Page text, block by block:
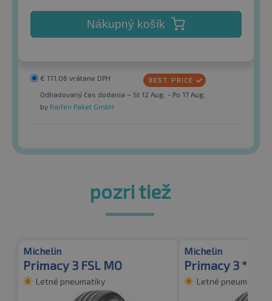
Nákupný košík
€ 171.06 vrátane DPH
Odhadovaný čas dodania – St 12 Aug. - Po 17 Aug.
by Raifen Paket GmbH
pozri tiež
Michelin
Primacy 3 FSL MO
Letné pneumatiky
Michelin
Primacy 3 * FSL
Letné pneumatiky